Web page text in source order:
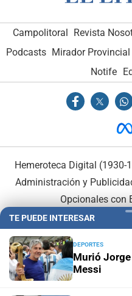
Campolitoral Revista
Podcasts Mirador Provincial
Notife
Hemeroteca Digital (1930-
Administración y
Opcionales con
TE PUEDE INTERESAR
DEPORTES
Murió Jorge
Messi